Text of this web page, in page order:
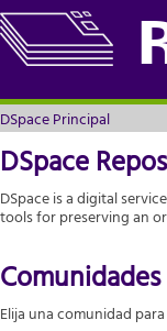
DSpace
DSpace Principal
DSpace
DSpace is a digital
tools for preserving an
Elija una comunidad